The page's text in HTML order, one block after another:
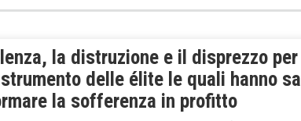
la distruzione e il disprezzo
delle élite le quali hanno
la sofferenza in profitto